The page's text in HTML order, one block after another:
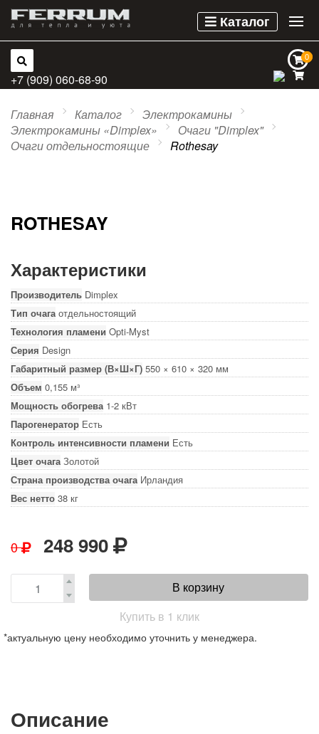
Каталог
0
0
+7 (909) 060-68-90
Главная Каталог
Электрокамины
Электрокамины «Dimplex»
Очаги "Dimplex"
Очаги отдельностоящие
Rothesay
ROTHESAY
Характеристики
Производитель Dimplex
Тип очага отдельностоящий
Технология пламени Opti-Myst
Серия Design
Габаритный размер (В×Ш×Г) 550 × 610 × 320 мм
Объем 0,155 м³
Мощность обогрева 1-2 кВт
Парогенератор Есть
Контроль интенсивности пламени Есть
Цвет очага Золотой
Страна производства очага Ирландия
Вес нетто 38 кг
0 248 990
В корзину
Купить в 1 клик
*актуальную цену необходимо уточнить у менеджера.
Описание